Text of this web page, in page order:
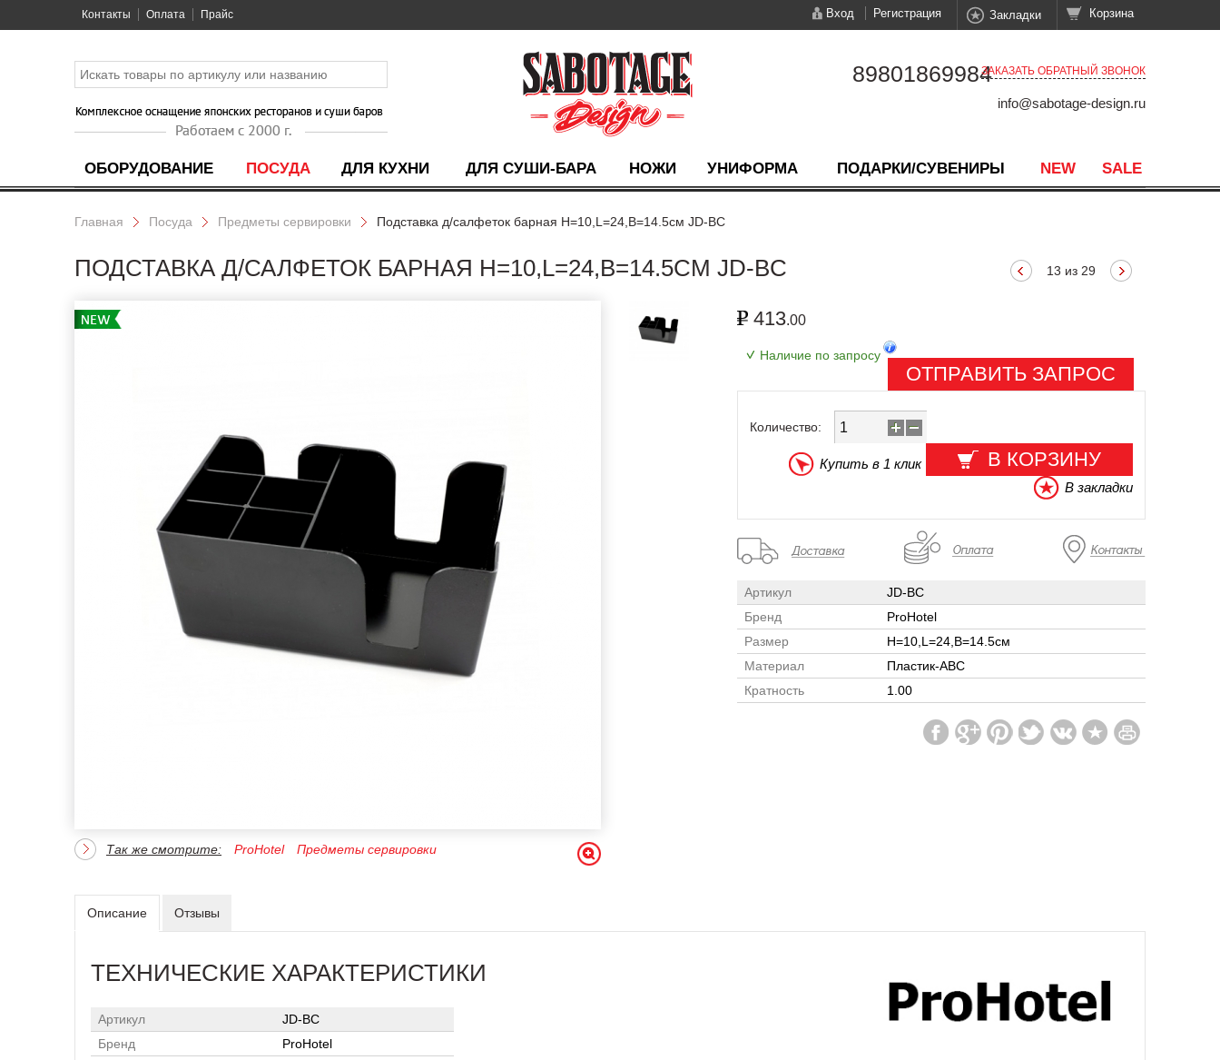
Контакты Оплата Прайс Вход Регистрация Закладки Корзина
ОБОРУДОВАНИЕ ПОСУДА ДЛЯ КУХНИ ДЛЯ СУШИ-БАРА НОЖИ УНИФОРМА ПОДАРКИ/СУВЕНИРЫ NEW SALE
89801869984ЗАКАЗАТЬ ОБРАТНЫЙ ЗВОНОК
info@sabotage-design.ru
Главная Посуда Предметы сервировки Подставка д/салфеток барная H=10,L=24,B=14.5см JD-BC
ПОДСТАВКА Д/САЛФЕТОК БАРНАЯ H=10,L=24,B=14.5СМ JD-BC 13 из 29
Так же смотрите: ProHotel Предметы сервировки
413.00
Наличие по запросу
ОТПРАВИТЬ ЗАПРОС
Количество:
В КОРЗИНУ
Купить в 1 клик
В закладки
Артикул
JD-BC
Бренд
ProHotel
Размер
H=10,L=24,B=14.5см
Материал
Пластик-ABC
Кратность
1.00
Описание Отзывы
ТЕХНИЧЕСКИЕ ХАРАКТЕРИСТИКИ
Артикул
JD-BC
Бренд
ProHotel